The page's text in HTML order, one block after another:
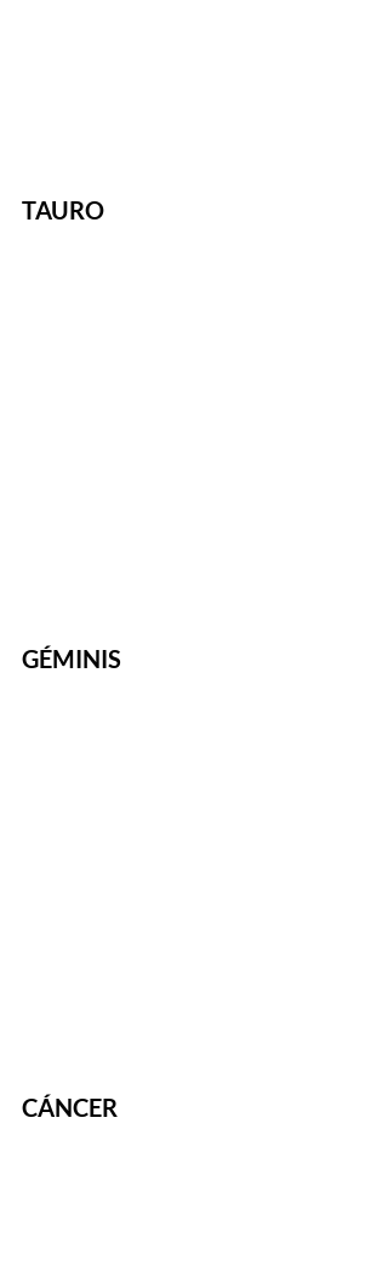
TAURO
GÉMINIS
CÁNCER